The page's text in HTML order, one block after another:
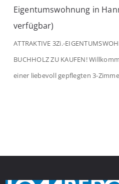
Eigentumswohnung in
verfügbar)
ATTRAKTIVE 3Zi.-
BUCHHOLZ ZU KAUFEN!
einer liebevoll gepflegten 3-